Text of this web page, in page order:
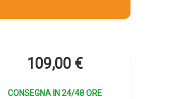
109,00 €
CONSEGNA IN 24/48 ORE